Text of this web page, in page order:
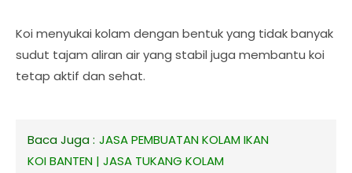
Koi menyukai kolam dengan bentuk yang tidak banyak
sudut tajam aliran air yang stabil juga membantu koi
tetap aktif dan sehat.
Baca Juga : JASA PEMBUATAN KOLAM IKAN
KOI BANTEN | JASA TUKANG KOLAM